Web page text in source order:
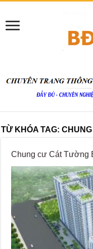
TỪ KHÓA TAG:
Chung cư Cát Tường